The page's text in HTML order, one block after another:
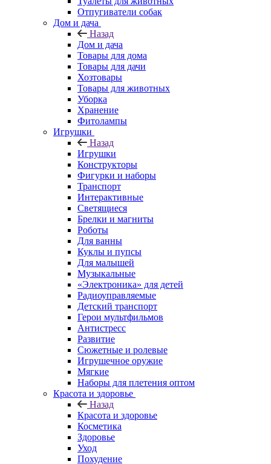
Отпугиватели собак
Дом и дача
Назад
Дом и дача
Товары для дома
Товары для дачи
Хозтовары
Товары для животных
Уборка
Хранение
Фитолампы
Игрушки
Назад
Игрушки
Конструкторы
Фигурки и наборы
Транспорт
Интерактивные
Светящиеся
Брелки и магниты
Роботы
Для ванны
Куклы и пупсы
Для малышей
Музыкальные
«Электроника» для детей
Радиоуправляемые
Детский транспорт
Герои мультфильмов
Антистресс
Развитие
Сюжетные и ролевые
Игрушечное оружие
Мягкие
Наборы для плетения оптом
Красота и здоровье
Назад
Красота и здоровье
Косметика
Здоровье
Уход
Похудение